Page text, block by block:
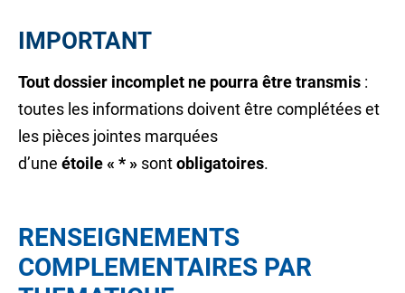
IMPORTANT
Tout dossier incomplet ne pourra être transmis :
toutes les informations doivent être complétées et
les pièces jointes marquées
d’une étoile« * » sontobligatoires.
RENSEIGNEMENTS
COMPLEMENTAIRES PAR